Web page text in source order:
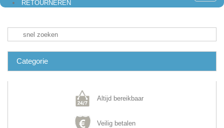
RETOURNEREN
Categorie
Altijd bereikbaar
Veilig betalen